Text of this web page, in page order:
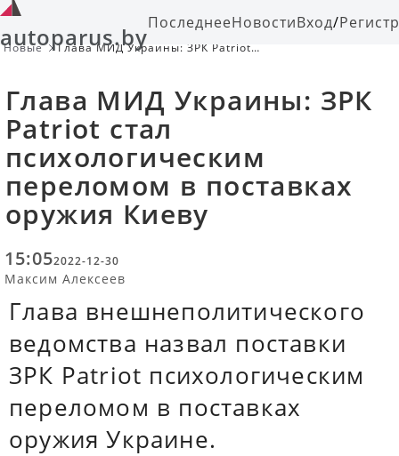
autoparus.byПоследнееНовостиВход/
Новые
Глава МИД Украины: ЗРК Patriot
Глава МИД Украины: ЗРК
Patriot стал
психологическим
переломом в поставках
оружия Киеву
15:052022-12-30
Максим Алексеев
Глава внешнеполитического
ведомства назвал поставки
ЗРК Patriot психологическим
переломом в поставках
оружия Украине.